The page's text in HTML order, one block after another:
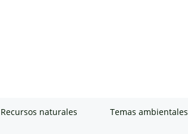
Recursos naturales Temas ambientales